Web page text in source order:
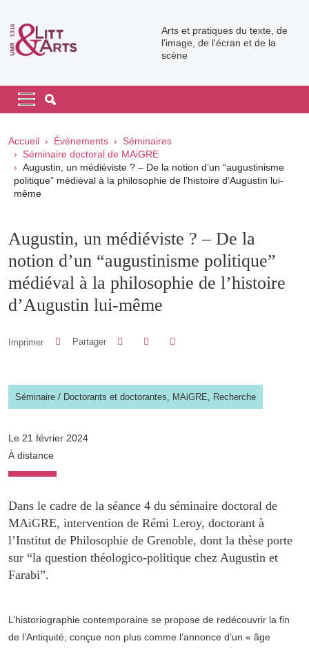
Arts et pratiques du texte, de
l'image, de l'écran et de la
scène
Navigation principale
Navigation principale mobile
Fil d'Ariane
Accueil Événements
Séminaires
Séminaire doctoral de MAiGRE
Augustin, un médiéviste ? – De la notion d’un “augustinisme
politique” médiéval à la philosophie de l’histoire d’Augustin lui-
même
Augustin, un médiéviste ? – De la
notion d’un “augustinisme politique”
médiéval à la philosophie de l’histoire
d’Augustin lui-même
Imprimer Partager Partager sur Facebook
Partager sur LinkedIn
Séminaire / Doctorants et doctorantes, MAiGRE, Recherche
Le 21 février 2024
À distance
Dans le cadre de la séance 4 du séminaire doctoral de
MAiGRE, intervention de Rémi Leroy, doctorant à
l’Institut de Philosophie de Grenoble, dont la thèse porte
sur “la question théologico-politique chez Augustin et
Farabi”.
L’historiographie contemporaine se propose de redécouvrir la fin
de l’Antiquité, conçue non plus comme l’annonce d’un « âge